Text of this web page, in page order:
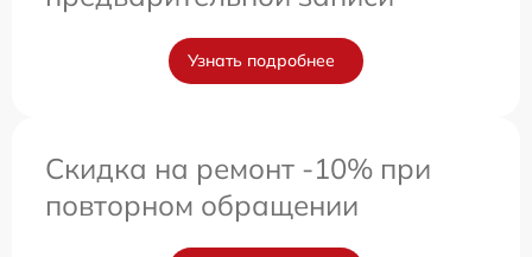
Узнать подробнее
Скидка на ремонт -10% при
повторном обращении